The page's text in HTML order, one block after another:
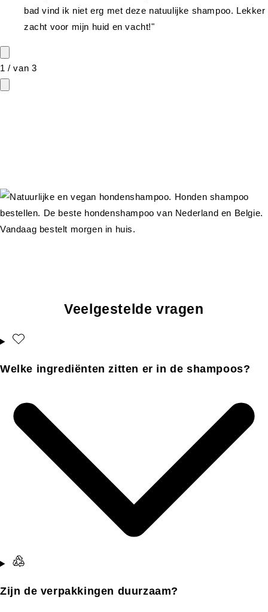
bad vind ik niet erg met deze natuulijke shampoo. Lekker
zacht voor mijn huid en vacht!"
1 /van 3
Veelgestelde vragen
Welke ingrediënten zitten er in de shampoos?
Zijn de verpakkingen duurzaam?